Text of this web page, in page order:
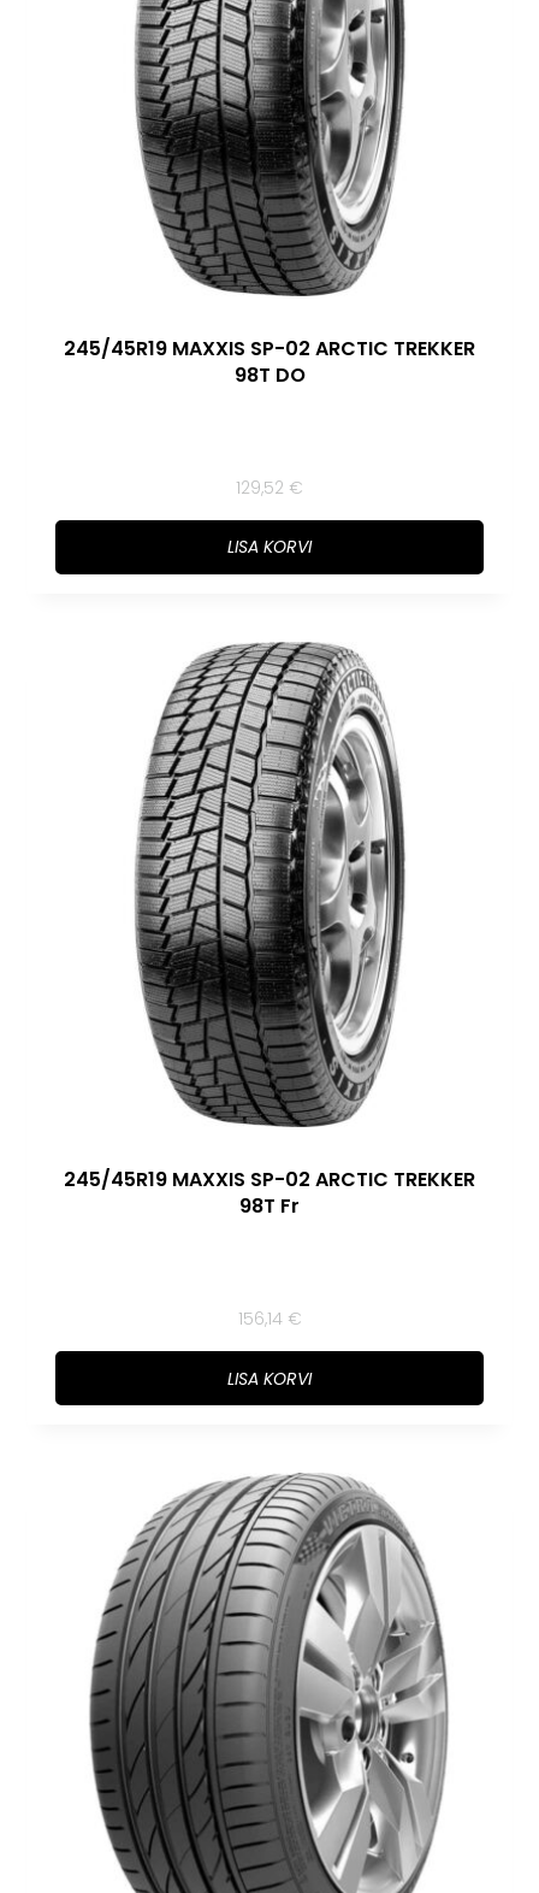
245/45R19 MAXXIS SP-02 ARCTIC TREKKER
98T DO
129,52 €
LISA KORVI
245/45R19 MAXXIS SP-02 ARCTIC TREKKER
98T Fr
156,14 €
LISA KORVI